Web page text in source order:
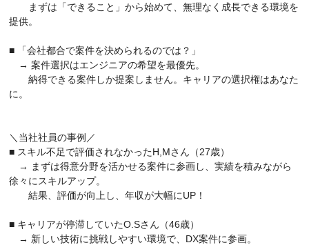
まずは「できること」から始めて、無理なく成長できる環境を
提供。
■ 「会社都合で案件を決められるのでは？」
→ 案件選択はエンジニアの希望を最優先。
納得できる案件しか提案しません。キャリアの選択権はあなた
に。
＼当社社員の事例／
■ スキル不足で評価されなかったH,Mさん（27歳）
→ まずは得意分野を活かせる案件に参画し、実績を積みながら
徐々にスキルアップ。
結果、評価が向上し、年収が大幅にUP！
■ キャリアが停滞していたO.Sさん（46歳）
→ 新しい技術に挑戦しやすい環境で、DX案件に参画。